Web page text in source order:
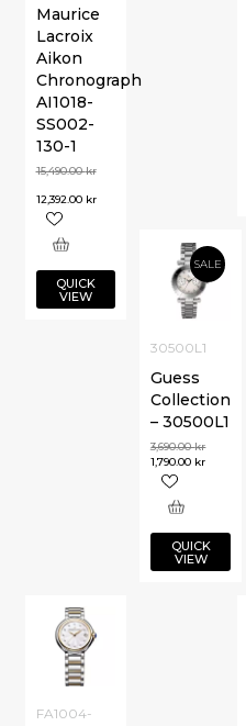
Maurice
Lacroix
Aikon
Chronograph
AI1018-
SS002-
130-1
15,490.00kr
12,392.00 kr
QUICK
VIEW
SALE
30500L1
Guess
Collection
– 30500L1
3,690.00kr
1,790.00 kr
QUICK
VIEW
FA1004-